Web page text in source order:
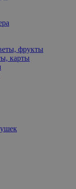
фрукты
карты